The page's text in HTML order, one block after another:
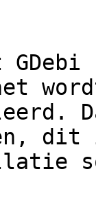
dit